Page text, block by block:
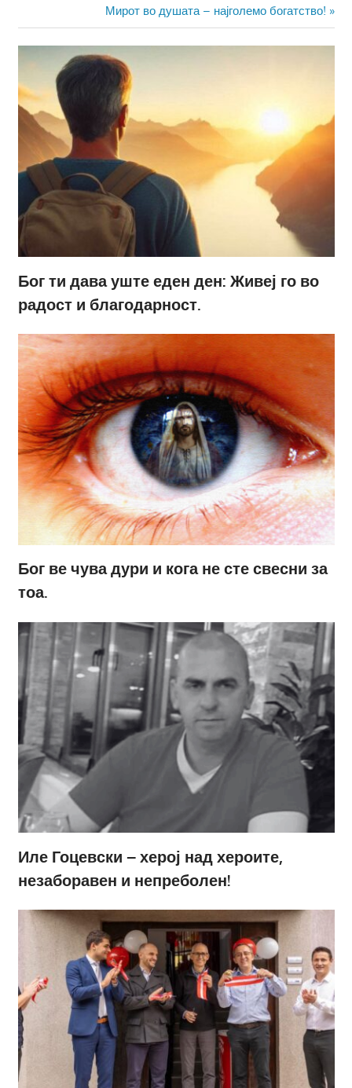
Next
Post:
Мирот во душата – најголемо богатство!
Бог ти дава уште еден ден: Живеј го во
радост и благодарност.
Бог ве чува дури и кога не сте свесни за
тоа.
Иле Гоцевски – херој над хероите,
незаборавен и непреболен!